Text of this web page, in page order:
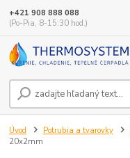
+421 908 888 088
(Po-Pia, 8-15:30 hod.)
Úvod Potrubia a tvarovky
20x2mm